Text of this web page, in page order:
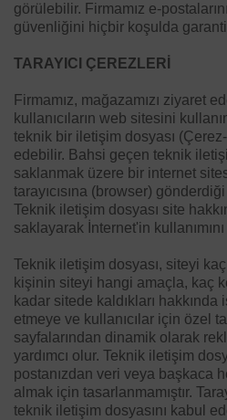
görülebilir. Firmamız e-
güvenliğini hiçbir koşulda
TARAYICI ÇEREZLERİ
Firmamız, mağazamızı ziyaret
kullanıcıların web sitesini
teknik bir iletişim dosyası
edebilir. Bahsi geçen teknik
saklanmak üzere bir internet
tarayıcısına (browser)
Teknik iletişim dosyası site
saklayarak İnternet'in kullanımını
Teknik iletişim dosyası, siteyi
kişinin siteyi hangi amaçla, kaç
kadar sitede kaldıkları
etmeye ve kullanıcılar için özel
sayfalarından dinamik olarak
yardımcı olur. Teknik iletişim
postanızdan veri veya başkaca
almak için tasarlanmamıştır.
teknik iletişim dosyasını kabul